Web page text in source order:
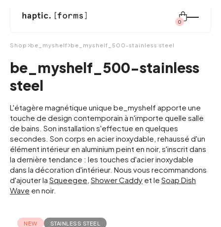
shop
système modulaire
inspiration
à propos de nous
0
Shop be_myshelf be_myshelf_500-stainless steel
be_myshelf_500-stainless
steel
L'étagère magnétique unique be_myshelf apporte une
touche de design contemporain à n'importe quelle salle
de bains. Son installation s'effectue en quelques
secondes. Son corps en acier inoxydable, rehaussé d'un
élément intérieur en aluminium peint en noir, s'inscrit dans
la dernière tendance : les touches d'acier inoxydable
dans la décoration d'intérieur. Nous vous recommandons
d'ajouter la Squeegee Shower Caddy et le Soap Dish
Wave en noir.
NEW STAINLESS STEEL